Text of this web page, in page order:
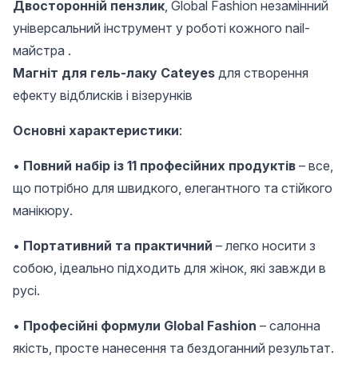
Двосторонній пензлик, Global Fashion незамінний
універсальний інструмент у роботі кожного nail-
майстра .
Магніт для гель-лаку Cateyes для створення
ефекту відблисків і візерунків
Основні характеристики:
• Повний набір із 11 професійних продуктів – все,
що потрібно для швидкого, елегантного та стійкого
манікюру.
• Портативний та практичний – легко носити з
собою, ідеально підходить для жінок, які завжди в
русі.
• Професійні формули Global Fashion – салонна
якість, просте нанесення та бездоганний результат.